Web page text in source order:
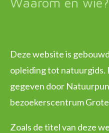
Deze website is
opleiding tot natuurgids.
gegeven door
bezoekerscentrum
Zoals de titel van deze